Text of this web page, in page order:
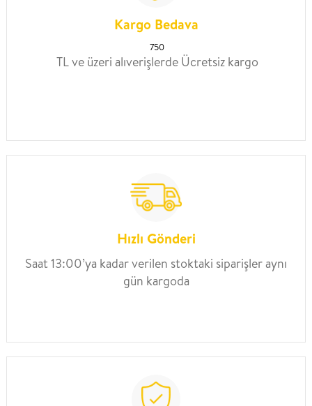
Kargo Bedava
750
TL ve üzeri alıverişlerde Ücretsiz kargo
Hızlı Gönderi
Saat 13:00’ya kadar verilen stoktaki siparişler aynı
gün kargoda